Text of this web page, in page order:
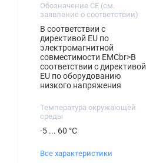
Обозначение CE (см.
заявление о соответствии)
В соответствии с
директивой EU по
электромагнитной
совместимости EMCbr>В
соответствии с директивой
EU по оборудованию
низкого напряжения
Температура окружающей
среды
-5 ... 60 °C
Все характеристики